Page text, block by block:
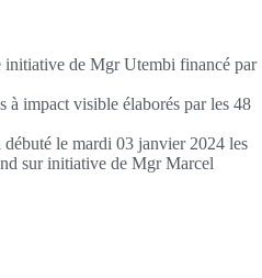
initiative de Mgr Utembi financé par
à impact visible élaborés par les 48
le mardi 03 janvier 2024 les
sur initiative de Mgr Marcel